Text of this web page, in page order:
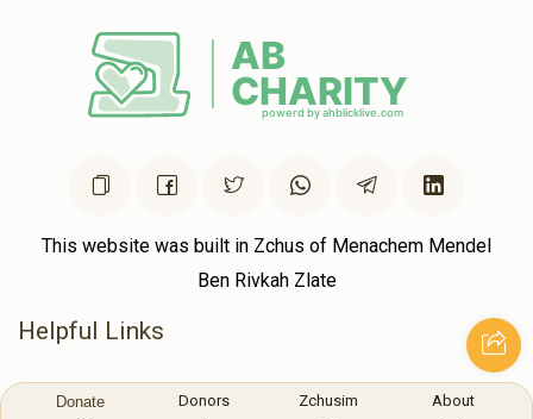
This website was built in Zchus of Menachem Mendel
Ben Rivkah Zlate
Helpful Links
Create A Campaign
Tap & Donate
Donate Donors Zchusim About